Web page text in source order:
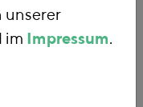
unserer
im Impressum.